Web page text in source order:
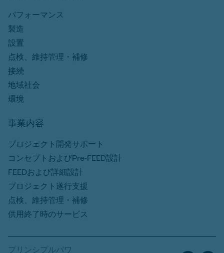
パフォーマンス
製造
設置
点検、維持管理・補修
接続
地域社会
環境
事業内容
プロジェクト開発サポート
コンセプトおよびPre-FEED設計
FEEDおよび詳細設計
プロジェクト遂行支援
点検、維持管理・補修
供用終了時のサービス
プリンシプルパワ